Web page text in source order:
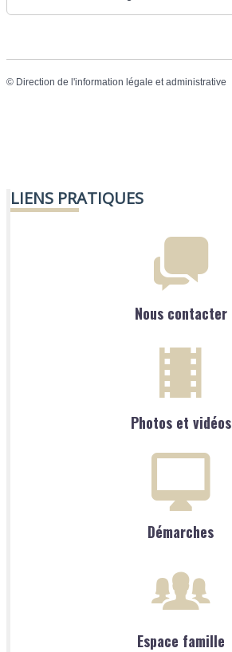
© Direction de l'information légale et administrative
LIENS PRATIQUES
Nous contacter
Photos et vidéos
Démarches
Espace famille